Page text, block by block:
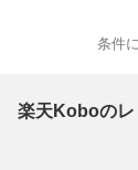
【推薦の言葉】
ったら手放せる
存症からの究極
条件
楽天Koboのレ